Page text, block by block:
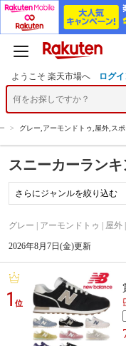
ようこそ 楽天市場へ ログ
> グレー,アーモンドトゥ,屋外,ス
スニーカーランキ
グレー | アーモンドトゥ | 屋外
2026年8月7日(金)更新
1位